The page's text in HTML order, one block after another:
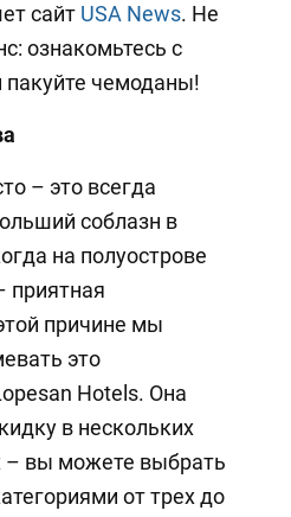
сайт USA News. Не
ознакомьтесь с
чемоданы!
– это всегда
соблазн в
на полуострове
приятная
причине мы
это
Hotels. Она
в нескольких
– вы можете выбрать
от трех до